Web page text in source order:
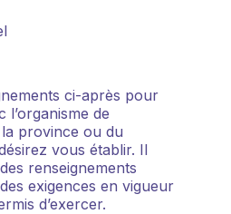
ci-après pour
l’organisme de
province ou du
vous établir. Il
renseignements
exigences en vigueur
d’exercer.